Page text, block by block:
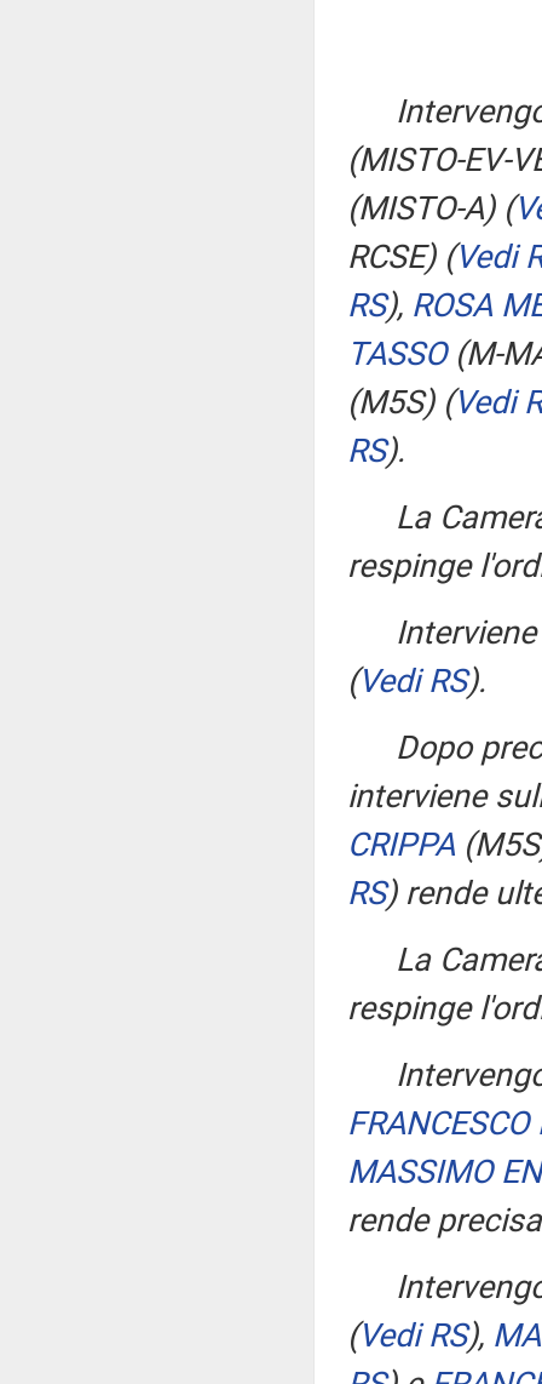
(MISTO-EV-
(MISTO-A) (
RCSE) (Vedi
RS), ROSA
TASSO(M-
(M5S) (Vedi
RS).
La
respinge
(Vedi RS).
Dopo
interviene
CRIPPA
RS)rende
La
respinge
MASSIMO
rende
(Vedi RS),